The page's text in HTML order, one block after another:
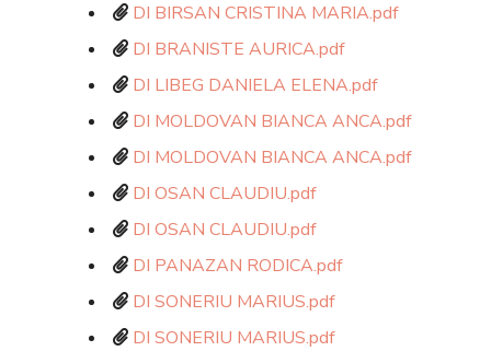
DI BIRSAN CRISTINA MARIA.pdf
DI BRANISTE AURICA.pdf
DI LIBEG DANIELA ELENA.pdf
DI MOLDOVAN BIANCA ANCA.pdf
DI MOLDOVAN BIANCA ANCA.pdf
DI OSAN CLAUDIU.pdf
DI OSAN CLAUDIU.pdf
DI PANAZAN RODICA.pdf
DI SONERIU MARIUS.pdf
DI SONERIU MARIUS.pdf